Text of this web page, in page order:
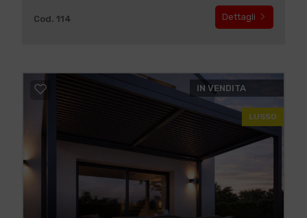
Cod. 114 Dettagli
IN VENDITA
LUSSO